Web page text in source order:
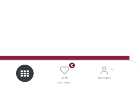
0
Liste
d'envies
Account
Ajouter au panier